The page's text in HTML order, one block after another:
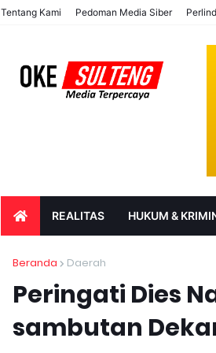
Tentang Kami Pedoman Media Siber
REALITAS HUKUM &
Beranda Daerah
Peringati Dies
sambutan